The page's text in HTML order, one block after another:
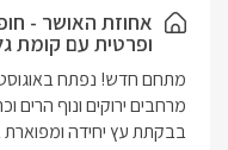
חוויית הפינוק.
ילדים }
אחוזת האושר -
ופרטית עם קומת